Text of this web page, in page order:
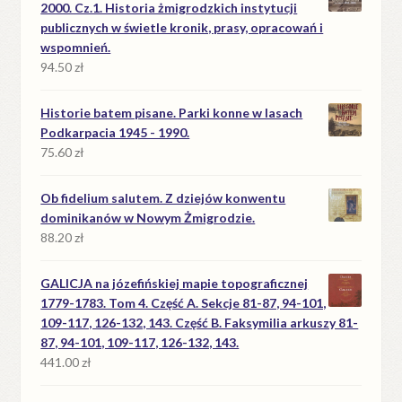
2000. Cz.1. Historia żmigrodzkich instytucji
publicznych w świetle kronik, prasy, opracowań i
wspomnień.
94.50zł
Historie batem pisane. Parki konne w lasach
Podkarpacia 1945 - 1990.
75.60zł
Ob fidelium salutem. Z dziejów konwentu
dominikanów w Nowym Żmigrodzie.
88.20zł
GALICJA na józefińskiej mapie topograficznej
1779-1783. Tom 4. Część A. Sekcje 81-87, 94-101,
109-117, 126-132, 143. Część B. Faksymilia arkuszy 81-
87, 94-101, 109-117, 126-132, 143.
441.00zł